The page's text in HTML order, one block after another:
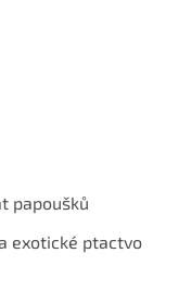
papoušků
exotické ptactvo